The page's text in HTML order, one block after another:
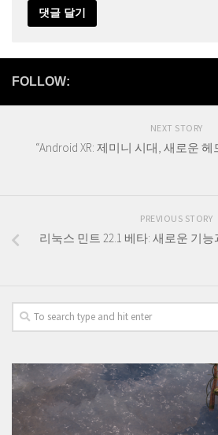
FOLLOW:
NEXT STORY
“Android XR: 제미니 시대, 새로운
PREVIOUS STORY
리눅스 민트 22.1 베타: 새로운 기